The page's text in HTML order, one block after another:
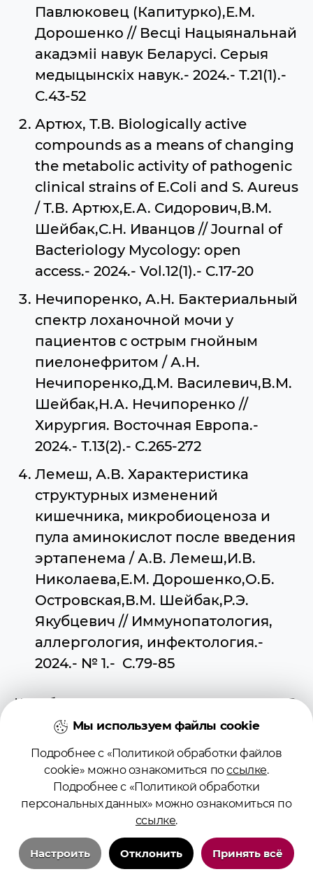
Павлюковец (Капитурко),Е.М.
Дорошенко // Весцi Нацыянальнай
акадэмii навук Беларусi. Серыя
медыцынскiх навук.- 2024.- Т.21(1).-
С.43-52
Артюх, Т.В. Biologically active
compounds as a means of changing
the metabolic activity of pathogenic
clinical strains of E.Coli and S. Aureus
/ Т.В. Артюх,Е.А. Сидорович,В.М.
Шейбак,С.Н. Иванцов // Journal of
Bacteriology Mycology: open
access.- 2024.- Vol.12(1).- С.17-20
Нечипоренко, А.Н. Бактериальный
спектр лоханочной мочи у
пациентов с острым гнойным
пиелонефритом / А.Н.
Нечипоренко,Д.М. Василевич,В.М.
Шейбак,Н.А. Нечипоренко //
Хирургия. Восточная Европа.-
2024.- Т.13(2).- С.265-272
Лемеш, А.В. Характеристика
структурных изменений
кишечника, микробиоценоза и
пула аминокислот после введения
эртапенема / А.В. Лемеш,И.В.
Николаева,Е.М. Дорошенко,О.Б.
Островская,В.М. Шейбак,Р.Э.
Якубцевич // Иммунопатология,
аллергология, инфектология.-
2024.- № 1.- С.79-85
Шейбак В.М., Горецкая М.В.
Аминокислоты-регуляторы: таурин и
иммунная система // Медицинские
новости – 2024 - №11. – С.8-12
Патэнт
Мы используем файлы cookie
Подробнее с «Политикой обработки файлов
cookie» можно ознакомиться поссылке.
Подробнее с «Политикой обработки
персональных данных» можно ознакомиться по
ссылке.
Настроить Отклонить Принять всё